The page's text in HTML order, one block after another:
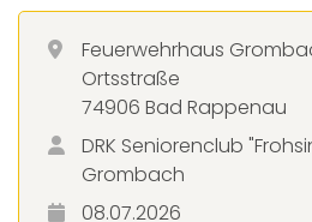
Feuerwehrhaus
Ortsstraße
74906 Bad Rappenau
DRK Seniorenclub
Grombach
08.07.2026